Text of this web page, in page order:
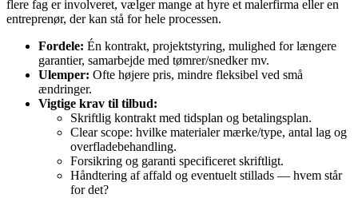
flere fag er involveret, vælger mange at hyre et malerfirma eller en
entreprenør, der kan stå for hele processen.
Fordele: Én kontrakt, projektstyring, mulighed for længere
garantier, samarbejde med tømrer/snedker mv.
Ulemper: Ofte højere pris, mindre fleksibel ved små
ændringer.
Vigtige krav til tilbud:
Skriftlig kontrakt med tidsplan og betalingsplan.
Clear scope: hvilke materialer mærke/type, antal lag og
overfladebehandling.
Forsikring og garanti specificeret skriftligt.
Håndtering af affald og eventuelt stillads — hvem står
for det?